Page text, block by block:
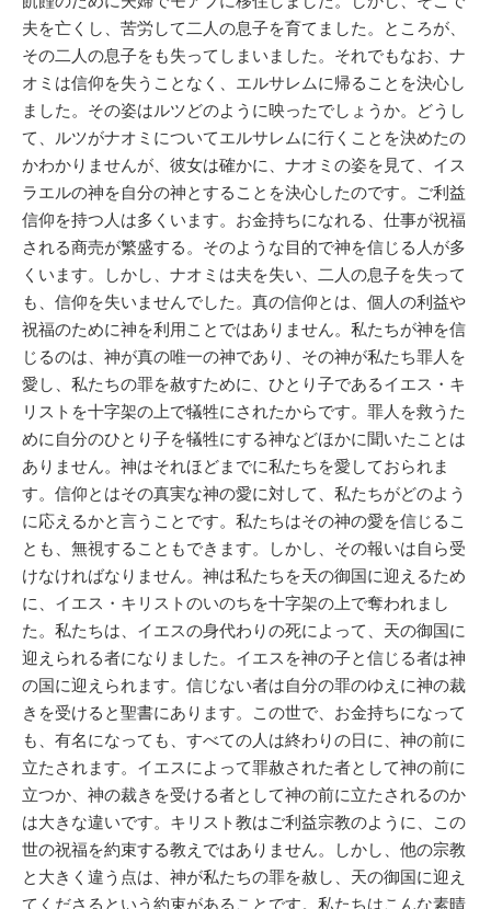
夫を亡くし、苦労して二人の息子を育てました。ところが、
その二人の息子をも失ってしまいました。それでもなお、ナ
オミは信仰を失うことなく、エルサレムに帰ることを決心し
ました。その姿はルツどのように映ったでしょうか。どうし
て、ルツがナオミについてエルサレムに行くことを決めたの
かわかりませんが、彼女は確かに、ナオミの姿を見て、イス
ラエルの神を自分の神とすることを決心したのです。ご利益
信仰を持つ人は多くいます。お金持ちになれる、仕事が祝福
される商売が繁盛する。そのような目的で神を信じる人が多
くいます。しかし、ナオミは夫を失い、二人の息子を失って
も、信仰を失いませんでした。真の信仰とは、個人の利益や
祝福のために神を利用ことではありません。私たちが神を信
じるのは、神が真の唯一の神であり、その神が私たち罪人を
愛し、私たちの罪を赦すために、ひとり子であるイエス・キ
リストを十字架の上で犠牲にされたからです。罪人を救うた
めに自分のひとり子を犠牲にする神などほかに聞いたことは
ありません。神はそれほどまでに私たちを愛しておられま
す。信仰とはその真実な神の愛に対して、私たちがどのよう
に応えるかと言うことです。私たちはその神の愛を信じるこ
とも、無視することもできます。しかし、その報いは自ら受
けなければなりません。神は私たちを天の御国に迎えるため
に、イエス・キリストのいのちを十字架の上で奪われまし
た。私たちは、イエスの身代わりの死によって、天の御国に
迎えられる者になりました。イエスを神の子と信じる者は神
の国に迎えられます。信じない者は自分の罪のゆえに神の裁
きを受けると聖書にあります。この世で、お金持ちになって
も、有名になっても、すべての人は終わりの日に、神の前に
立たされます。イエスによって罪赦された者として神の前に
立つか、神の裁きを受ける者として神の前に立たされるのか
は大きな違いです。キリスト教はご利益宗教のように、この
世の祝福を約束する教えではありません。しかし、他の宗教
と大きく違う点は、神が私たちの罪を赦し、天の御国に迎え
てくださるという約束があることです。私たちはこんな素晴